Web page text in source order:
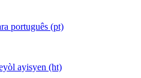
português (pt)
ayisyen (ht)